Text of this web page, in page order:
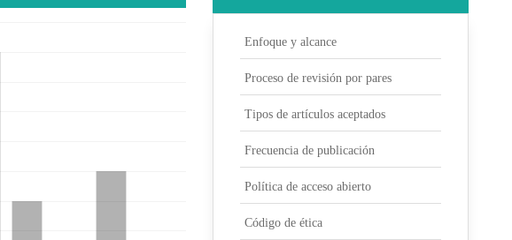
Enfoque y alcance
Proceso de revisión por pares
Tipos de artículos aceptados
Frecuencia de publicación
Política de acceso abierto
Código de ética